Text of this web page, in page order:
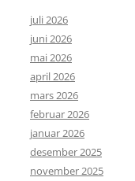
juli 2026
juni 2026
mai 2026
april 2026
mars 2026
februar 2026
januar 2026
desember 2025
november 2025